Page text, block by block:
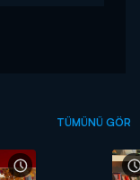
TÜMÜNÜ GÖR